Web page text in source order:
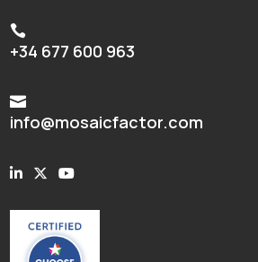

+34 677 600 963

info@mosaicfactor.com